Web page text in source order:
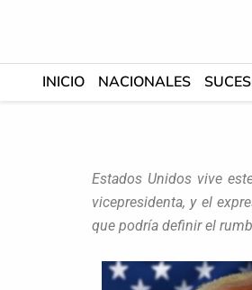
INICIO NACIONALES
Estados Unidos vive
vicepresidenta, y el
que podría definir el